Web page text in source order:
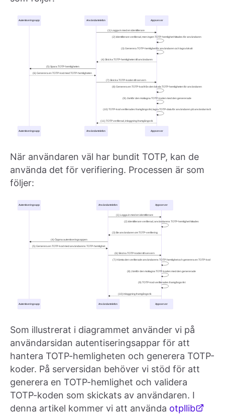
När användaren väl har bundit TOTP, kan de
använda det för verifiering. Processen är som
följer:
Som illustrerat i diagrammet använder vi på
användarsidan autentiseringsappar för att
hantera TOTP-hemligheten och generera TOTP-
koder. På serversidan behöver vi stöd för att
generera en TOTP-hemlighet och validera
TOTP-koden som skickats av användaren. I
denna artikel kommer vi att använda otpllib